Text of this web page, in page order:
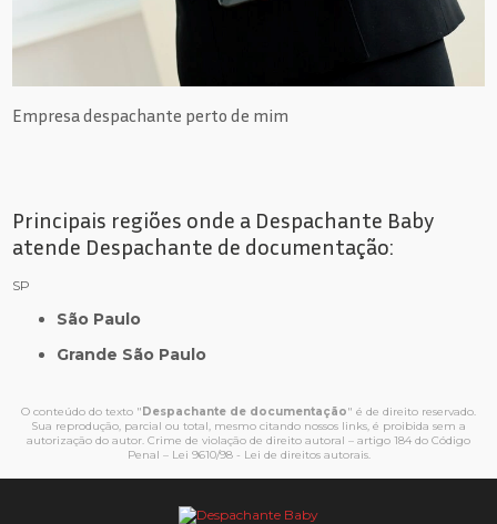
Empresa despachante perto de mim
Principais regiões onde a Despachante Baby
atende Despachante de documentação:
SP
São Paulo
Grande São Paulo
O conteúdo do texto " Despachante de documentação" é de direito reservado.
Sua reprodução, parcial ou total, mesmo citando nossos links, é proibida sem a
autorização do autor. Crime de violação de direito autoral – artigo 184 do Código
Penal – Lei 9610/98 - Lei de direitos autorais.